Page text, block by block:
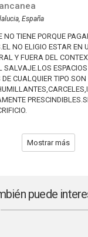
España
NO TIENE PORQUE
NO ELIGIO ESTAR EN
Y FUERA DEL
SALVAJE.LOS ESPACIOS
CUALQUIER TIPO SON
Mostrar más
puede